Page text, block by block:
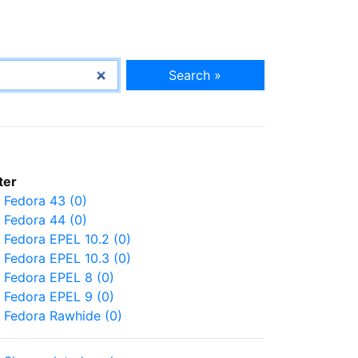
Search »
Fedora 43 (0)
Fedora 44 (0)
Fedora EPEL 10.2 (0)
Fedora EPEL 10.3 (0)
Fedora EPEL 8 (0)
Fedora EPEL 9 (0)
Fedora Rawhide (0)